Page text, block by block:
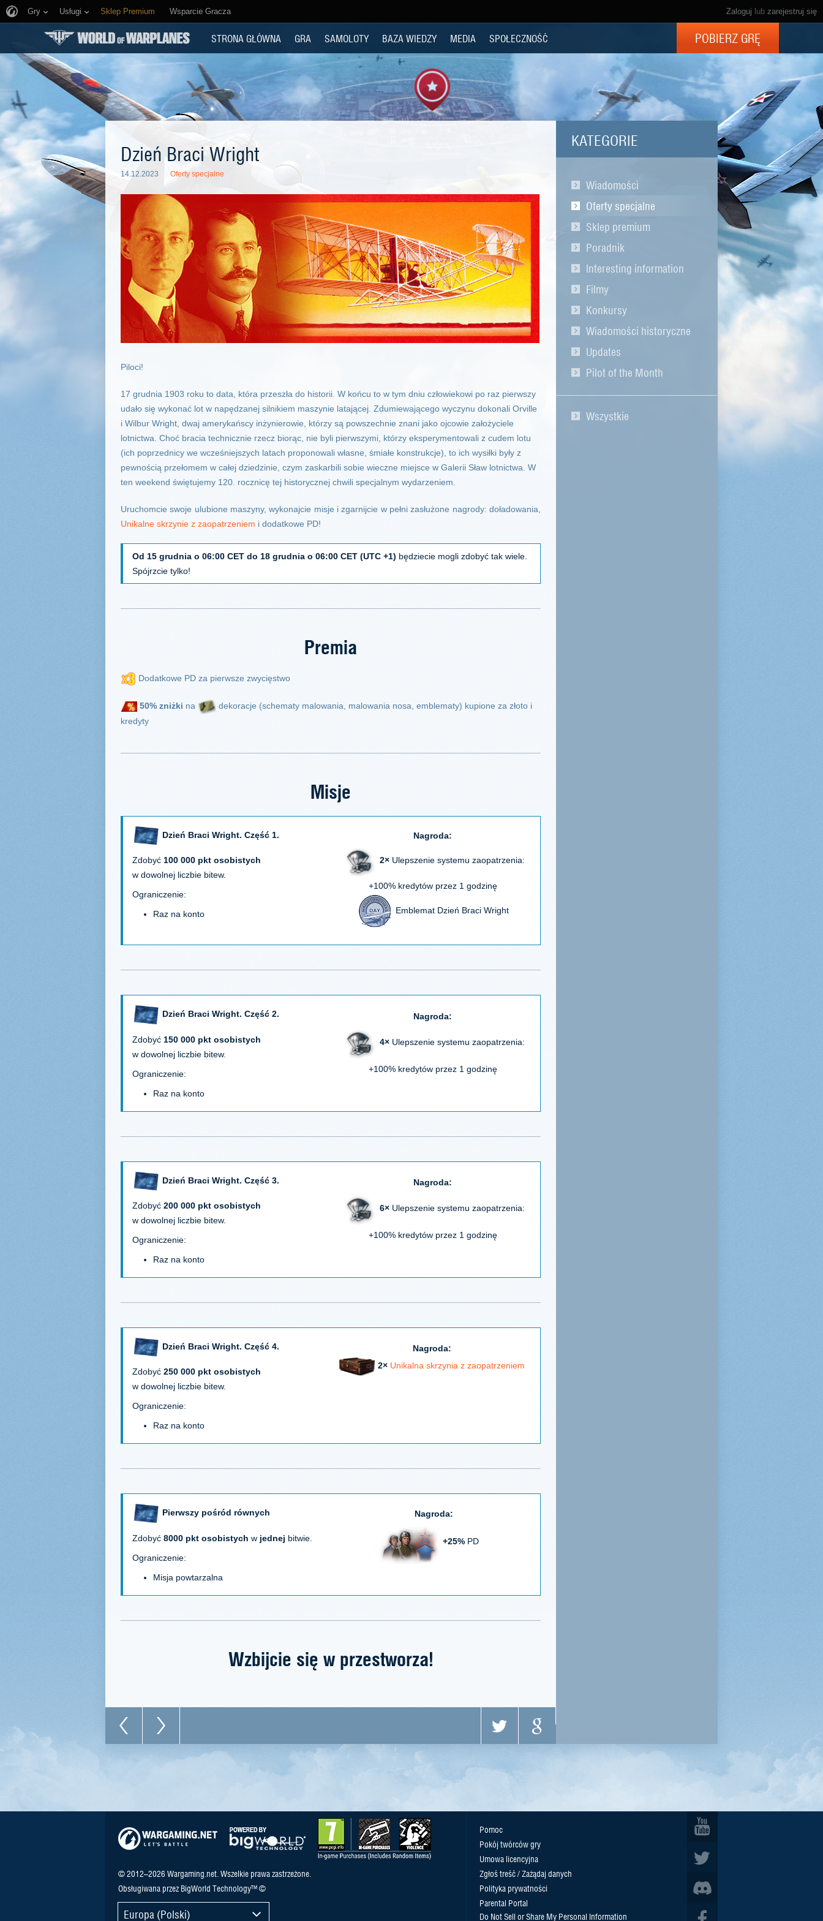
Zaloguj lub zarejestruj się
Gry Usługi Sklep Premium Wsparcie Gracza
STRONA GŁÓWNA GRA SAMOLOTY BAZA WIEDZY MEDIA SPOŁECZNOŚĆ POBIERZ GRĘ
KATEGORIE
Wiadomości
Oferty specjalne
Sklep premium
Poradnik
Interesting information
Filmy
Konkursy
Wiadomości historyczne
Updates
Pilot of the Month
Wszystkie
Dzień Braci Wright
14.12.2023 Oferty specjalne
Piloci!
17 grudnia 1903 roku to data, która przeszła do historii. W końcu to w tym dniu człowiekowi po raz pierwszy
udało się wykonać lot w napędzanej silnikiem maszynie latającej. Zdumiewającego wyczynu dokonali Orville
i Wilbur Wright, dwaj amerykańscy inżynierowie, którzy są powszechnie znani jako ojcowie założyciele
lotnictwa. Choć bracia technicznie rzecz biorąc, nie byli pierwszymi, którzy eksperymentowali z cudem lotu
(ich poprzednicy we wcześniejszych latach proponowali własne, śmiałe konstrukcje), to ich wysiłki były z
pewnością przełomem w całej dziedzinie, czym zaskarbili sobie wieczne miejsce w Galerii Sław lotnictwa. W
ten weekend świętujemy 120. rocznicę tej historycznej chwili specjalnym wydarzeniem.
Uruchomcie swoje ulubione maszyny, wykonajcie misje i zgarnijcie w pełni zasłużone nagrody: doładowania,
Unikalne skrzynie z zaopatrzeniem i dodatkowe PD!
Od 15 grudnia o 06:00 CET do 18 grudnia o 06:00 CET (UTC +1) będziecie mogli zdobyć tak wiele.
Spójrzcie tylko!
Premia
Dodatkowe PD za pierwsze zwycięstwo
50% zniżki na
dekoracje (schematy malowania, malowania nosa, emblematy) kupione za złoto i
kredyty
Misje
Dzień Braci Wright. Część 1. Nagroda:
2× Ulepszenie systemu zaopatrzenia:
+100% kredytów przez 1 godzinę
Emblemat Dzień Braci Wright
Zdobyć 100 000 pkt osobistych
w dowolnej liczbie bitew.
Ograniczenie:
Raz na konto
Dzień Braci Wright. Część 2. Nagroda:
4× Ulepszenie systemu zaopatrzenia:
+100% kredytów przez 1 godzinę
Zdobyć 150 000 pkt osobistych
w dowolnej liczbie bitew.
Ograniczenie:
Raz na konto
Dzień Braci Wright. Część 3. Nagroda:
6× Ulepszenie systemu zaopatrzenia:
+100% kredytów przez 1 godzinę
Zdobyć 200 000 pkt osobistych
w dowolnej liczbie bitew.
Ograniczenie:
Raz na konto
Dzień Braci Wright. Część 4.
Nagroda:
2× Unikalna skrzynia z zaopatrzeniem
Zdobyć 250 000 pkt osobistych
w dowolnej liczbie bitew.
Ograniczenie:
Raz na konto
Pierwszy pośród równych Nagroda:
+25% PD
Zdobyć 8000 pkt osobistych w jednej bitwie.
Ograniczenie:
Misja powtarzalna
Wzbijcie się w przestworza!
© 2012–2026 Wargaming.net. Wszelkie prawa zastrzeżone.
Obsługiwana przez BigWorld Technology™ ©
Europa (Polski)
Pomoc
Pokój twórców gry
Umowa licencyjna
Zgłoś treść / Zażądaj danych
Polityka prywatności
Parental Portal
Do Not Sell or Share My Personal Information